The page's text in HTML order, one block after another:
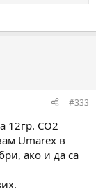
#333
12гр. CO2
Umarex в
ако и да са